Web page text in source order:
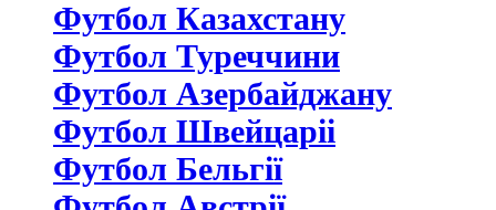
Футбол Казахстану
Футбол Туреччини
Футбол Азербайджану
Футбол Швейцаріі
Футбол Бельгії